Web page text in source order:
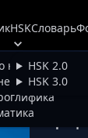
начать
HSK
HSK 2.0
HSK 3.0
Словарь
Сила